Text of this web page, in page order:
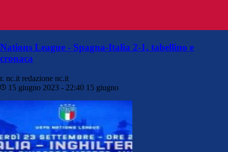
Nations League - Spagna-Italia 2-1, tabellino e
cronaca
r. nc.it redazione nc.it
15 giugno 2023 - 22:40 15 giugno